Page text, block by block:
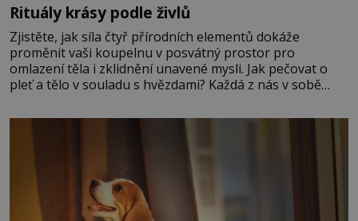
Rituály krásy podle živlů
Zjistěte, jak síla čtyř přírodních elementů dokáže
proměnit vaši koupelnu v posvátný prostor pro
omlazení těla i zklidnění unavené mysli. Jak pečovat o
pleť a tělo v souladu s hvězdami? Každá z nás v sobě
povaze, ale i v potřebách naší pokožky. Ohnivá znamení
Ženy narozené ve znamení Berana, Lva a Střelce v sobě
nesou žár, odvahu a neutuchající elán. Vaše